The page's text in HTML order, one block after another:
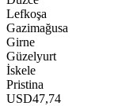
Lefkoşa
Gazimağusa
Girne
Güzelyurt
İskele
Pristina
USD47,74